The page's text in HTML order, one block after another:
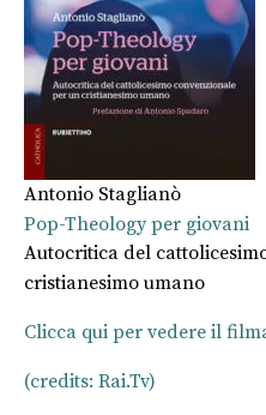
Antonio Staglianò
Pop-Theology per giovani
Autocritica del
cristianesimo umano
Clicca qui per vedere il
(credits: Rai.Tv)